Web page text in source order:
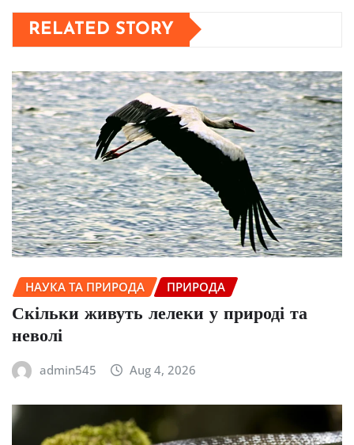
RELATED STORY
НАУКА ТА ПРИРОДА ПРИРОДА
Скільки живуть лелеки у природі та
неволі
admin545 Aug 4, 2026